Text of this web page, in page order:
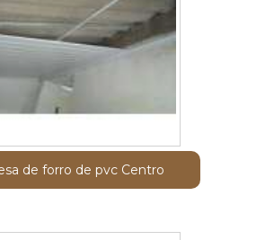
de forro de pvc Centro